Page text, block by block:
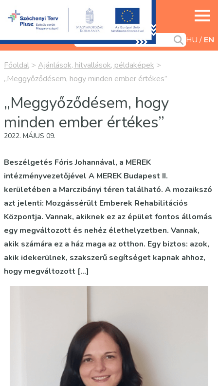
HU EN
Főoldal > Ajánlások, hitvallások, példaképek >
„Meggyőződésem, hogy minden ember értékes”
„Meggyőződésem, hogy
minden ember értékes”
2022. MÁJUS 09.
Beszélgetés Fóris Johannával, a MEREK
intézményvezetőjével A MEREK Budapest II.
kerületében a Marczibányi téren található. A mozaikszó
azt jelenti: Mozgássérült Emberek Rehabilitációs
Központja. Vannak, akiknek ez az épület fontos állomás
egy megváltozott és nehéz élethelyzetben. Vannak,
akik számára ez a ház maga az otthon. Egy biztos: azok,
akik idekerülnek, szakszerű segítséget kapnak ahhoz,
hogy megváltozott […]